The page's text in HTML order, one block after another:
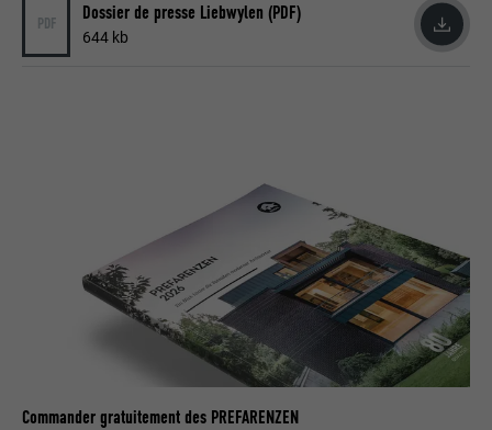
PDF Dossier de presse Liebwylen (PDF)
644 kb
Commander gratuitement des PREFARENZEN
UTILITÉ
Utilisé par LinkedIn lorsqu'un site
Internet contient une fenêtre « Suivez-
2 ans
UTILITÉ
Utilisé par le service de réseau social
LinkedIn pour suivre l'utilisation de
services intégrés.